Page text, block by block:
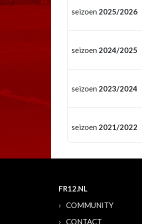
seizoen 2025/2026
seizoen 2024/2025
seizoen 2023/2024
seizoen 2021/2022
FR12.NL
COMMUNITY
CONTACT